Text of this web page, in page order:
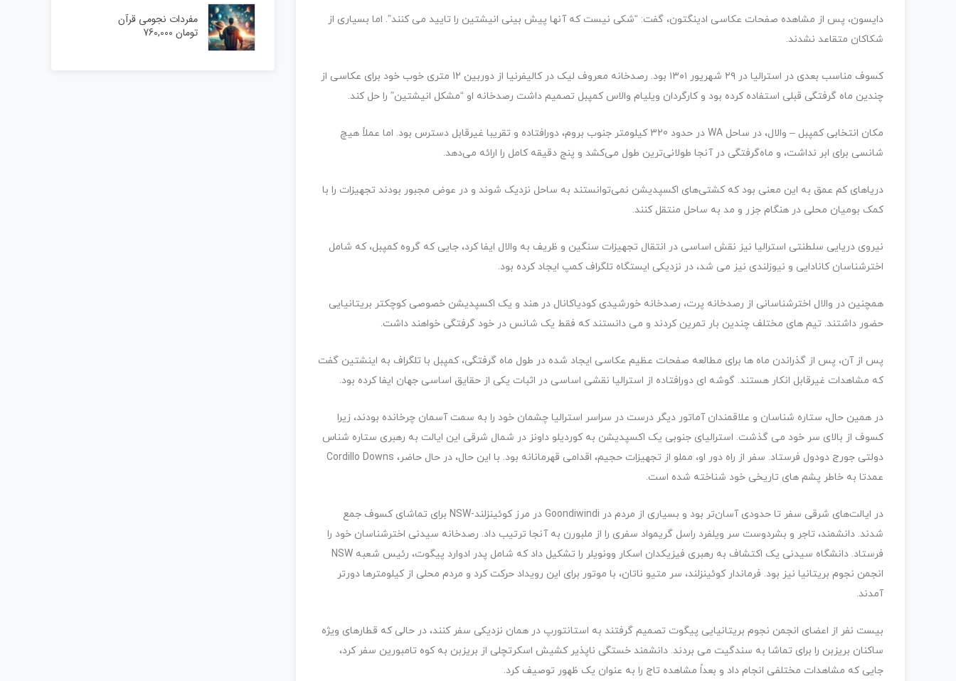
دایسون، پس از مشاهده صفحات عکاسی ادینگتون، گفت: “شکی نیست که آنها پیش بینی انیشتین را تایید می کنند”. اما بسیاری از
شکاکان متقاعد نشدند.
کسوف مناسب بعدی در استرالیا در ۲۹ شهریور ۱۳۰۱ بود. رصدخانه معروف لیک در کالیفرنیا از دوربین 12 متری خوب خود برای عکاسی از
چندین ماه گرفتگی قبلی استفاده کرده بود و کارگردان ویلیام والاس کمپبل تصمیم داشت رصدخانه او “مشکل انیشتین” را حل کند.
مکان انتخابی کمپبل – والال، در ساحل WA در حدود 320 کیلومتر جنوب بروم، دورافتاده و تقریبا غیرقابل دسترس بود. اما عملاً هیچ
شانسی برای ابر نداشت، و ماه‌گرفتگی در آنجا طولانی‌ترین طول می‌کشد و پنج دقیقه کامل را ارائه می‌دهد.
دریاهای کم عمق به این معنی بود که کشتی‌های اکسپدیشن نمی‌توانستند به ساحل نزدیک شوند و در عوض مجبور بودند تجهیزات را با
کمک بومیان محلی در هنگام جزر و مد به ساحل منتقل کنند.
نیروی دریایی سلطنتی استرالیا نیز نقش اساسی در انتقال تجهیزات سنگین و ظریف به والال ایفا کرد، جایی که گروه کمپبل، که شامل
اخترشناسان کانادایی و نیوزلندی نیز می شد، در نزدیکی ایستگاه تلگراف کمپ ایجاد کرده بود.
همچنین در والال اخترشناسانی از رصدخانه پرت، رصدخانه خورشیدی کودیاکانال در هند و یک اکسپدیشن خصوصی کوچکتر بریتانیایی
حضور داشتند. تیم های مختلف چندین بار تمرین کردند و می دانستند که فقط یک شانس در خود گرفتگی خواهند داشت.
پس از آن، پس از گذراندن ماه ها برای مطالعه صفحات عظیم عکاسی ایجاد شده در طول ماه گرفتگی، کمپبل با تلگراف به اینشتین گفت
که مشاهدات غیرقابل انکار هستند. گوشه ای دورافتاده از استرالیا نقشی اساسی در اثبات یکی از حقایق اساسی جهان ایفا کرده بود.
در همین حال، ستاره شناسان و علاقمندان آماتور دیگر درست در سراسر استرالیا چشمان خود را به سمت آسمان چرخانده بودند، زیرا
کسوف از بالای سر خود می گذشت. استرالیای جنوبی یک اکسپدیشن به کوردیلو داونز در شمال شرقی این ایالت به رهبری ستاره شناس
دولتی جورج دودول فرستاد. سفر از راه دور او، مملو از تجهیزات حجیم، اقدامی قهرمانانه بود. با این حال، در حال حاضر، Cordillo Downs
عمدتا به خاطر پشم های تاریخی خود شناخته شده است.
در ایالت‌های شرقی سفر تا حدودی آسان‌تر بود و بسیاری از مردم در Goondiwindi در مرز کوئینزلند-NSW برای تماشای کسوف جمع
شدند. دانشمند، تاجر و بشردوست سر ویلفرد راسل گریمواد سفری را از ملبورن به آنجا ترتیب داد. رصدخانه سیدنی اخترشناسان خود را
فرستاد. دانشگاه سیدنی یک اکتشاف به رهبری فیزیکدان اسکار وونویلر را تشکیل داد که شامل پدر ادوارد پیگوت، رئیس شعبه NSW
انجمن نجوم بریتانیا نیز بود. فرماندار کوئینزلند، سر متیو ناتان، با موتور برای این رویداد حرکت کرد و مردم محلی از کیلومترها دورتر
آمدند.
بیست نفر از اعضای انجمن نجوم بریتانیایی پیگوت تصمیم گرفتند به استانتورپ در همان نزدیکی سفر کنند، در حالی که قطارهای ویژه
ساکنان بریزبن را برای تماشا به سندگیت می بردند. دانشمند خستگی ناپذیر کشیش اسکرتچلی از بریزبن به کوه تامبورین سفر کرد،
جایی که مشاهدات مختلفی انجام داد و بعداً مشاهده تاج را به عنوان یک ظهور توصیف کرد.
مفردات نجومی قرآن
تومان